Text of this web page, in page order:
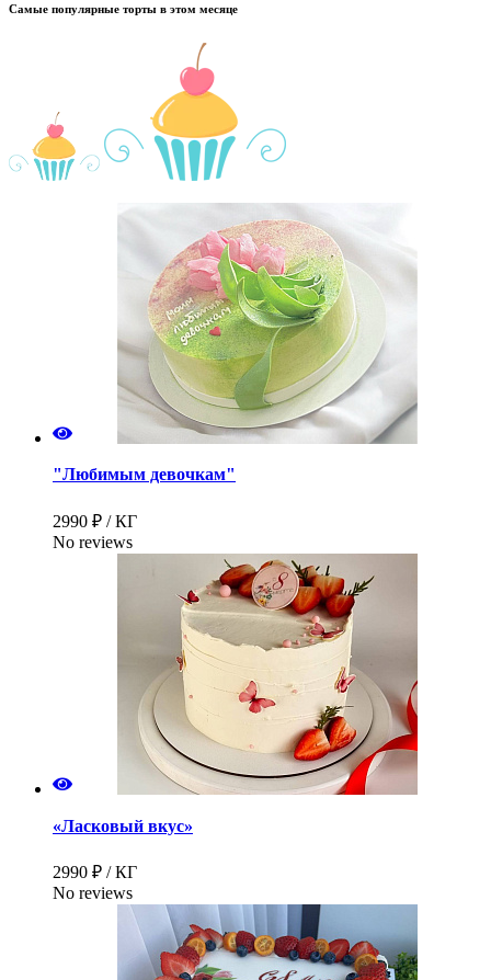
Самые популярные торты в этом месяце
"Любимым девочкам"
2990 ₽ / КГ
No reviews
«Ласковый вкус»
2990 ₽ / КГ
No reviews